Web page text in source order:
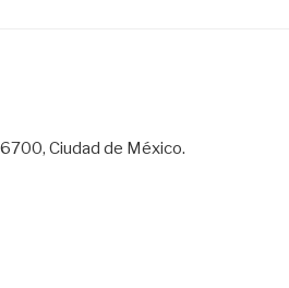
Ciudad de México.